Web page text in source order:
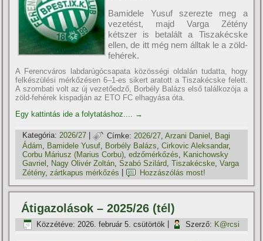
Bamidele Yusuf szerezte meg a
vezetést, majd Varga Zétény
kétszer is betalált a Tiszakécske
ellen, de itt még nem álltak le a zöld-
fehérek.
A Ferencváros labdarúgócsapata közösségi oldalán tudatta, hogy
felkészülési mérkőzésen 6–1-es sikert aratott a Tiszakécske felett.
A szombati volt az új vezetőedző, Borbély Balázs első találkozója a
zöld-fehérek kispadján az ETO FC elhagyása óta.
Egy kattintás ide a folytatáshoz.... →
Kategória: 2026/27 | Címke: 2026/27 ,Arzani Daniel
Bagi
Ádám, Bamidele Yusuf, Borbély Balázs,Cirkovic Aleksandar,
Corbu Máriusz (Marius Corbu),edzőmérkőzés, Kanichowsky
Gavriel , Nagy Olivér Zoltán,Szabó Szilárd,Tiszakécske,Varga
Zétény,zártkapus mérkőzés Hozzászólás most!
Átigazolások – 2025/26 (tél)
Közzétéve: 2026. február 5. csütörtök Szerző: K@rcsi